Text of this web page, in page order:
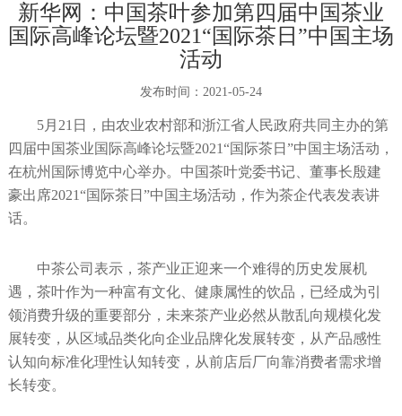
新华网：中国茶叶参加第四届中国茶业
国际高峰论坛暨2021“国际茶日”中国主场
活动
发布时间： 2021-05-24
5月21日，由农业农村部和浙江省人民政府共同主办的第
四届中国茶业国际高峰论坛暨2021“国际茶日”中国主场活动，
在杭州国际博览中心举办。中国茶叶党委书记、董事长殷建
豪出席2021“国际茶日”中国主场活动，作为茶企代表发表讲
话。
中茶公司表示，茶产业正迎来一个难得的历史发展机
遇，茶叶作为一种富有文化、健康属性的饮品，已经成为引
领消费升级的重要部分，未来茶产业必然从散乱向规模化发
展转变，从区域品类化向企业品牌化发展转变，从产品感性
认知向标准化理性认知转变，从前店后厂向靠消费者需求增
长转变。